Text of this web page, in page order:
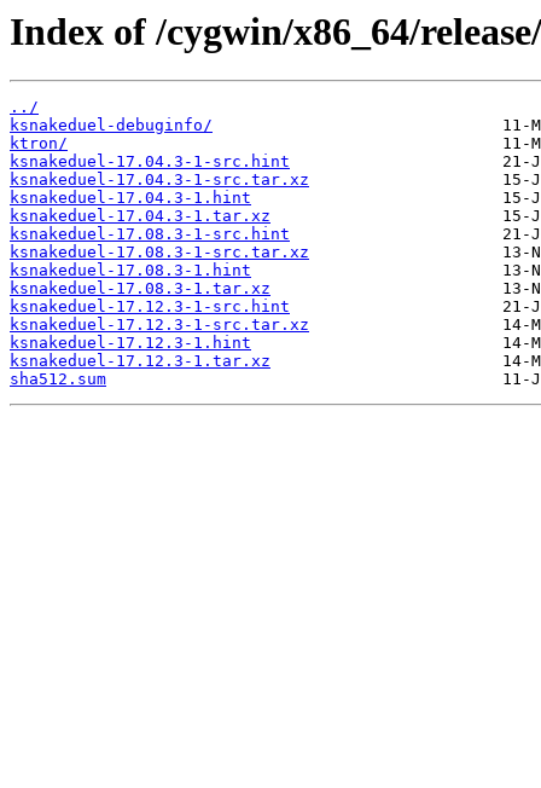
Index of /cygwin/x86_64/
../
ksnakeduel-debuginfo/
ktron/
ksnakeduel-17.04.3-1-src.hint
ksnakeduel-17.04.3-1-src.tar.xz
ksnakeduel-17.04.3-1.hint
ksnakeduel-17.04.3-1.tar.xz
ksnakeduel-17.08.3-1-src.hint
ksnakeduel-17.08.3-1-src.tar.xz
ksnakeduel-17.08.3-1.hint
ksnakeduel-17.08.3-1.tar.xz
ksnakeduel-17.12.3-1-src.hint
ksnakeduel-17.12.3-1-src.tar.xz
ksnakeduel-17.12.3-1.hint
ksnakeduel-17.12.3-1.tar.xz
sha512.sum